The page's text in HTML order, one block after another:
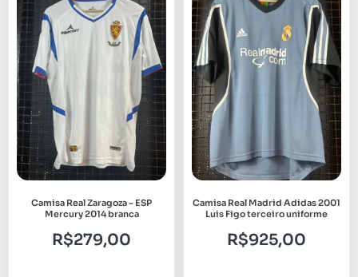
Camisa Real Zaragoza – ESP
Mercury 2014 branca
R$279,00
Camisa Real Madrid Adidas 2001
Luis Figo terceiro uniforme
R$925,00